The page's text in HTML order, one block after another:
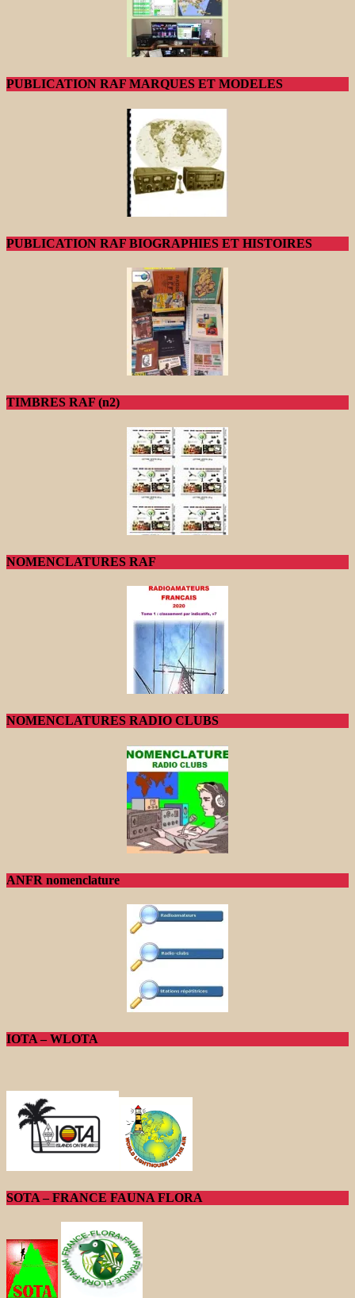
PUBLICATION RAF MARQUES ET MODELES
PUBLICATION RAF BIOGRAPHIES ET HISTOIRES
TIMBRES RAF (n2)
NOMENCLATURES RAF
NOMENCLATURES RADIO CLUBS
ANFR nomenclature
IOTA – WLOTA
SOTA – FRANCE FAUNA FLORA